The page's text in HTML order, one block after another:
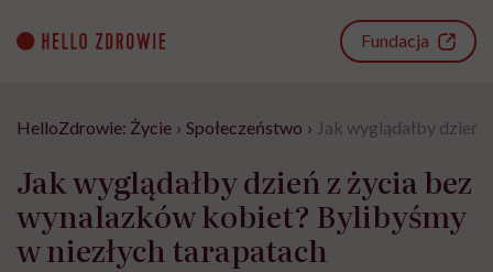
content
Fundacja
HelloZdrowie: Życie › Społeczeństwo › Jak wyglądałby dzień
Jak wyglądałby dzień z życia bez
wynalazków kobiet? Bylibyśmy
w niezłych tarapatach